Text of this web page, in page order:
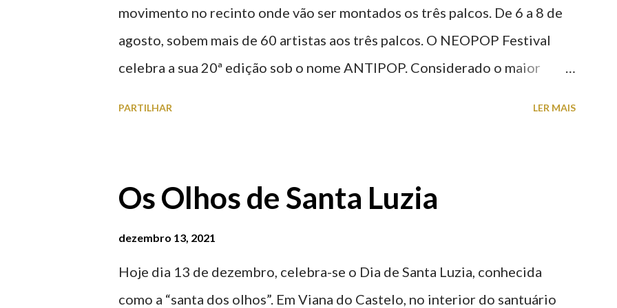
movimento no recinto onde vão ser montados os três palcos. De 6 a 8 de
agosto, sobem mais de 60 artistas aos três palcos. O NEOPOP Festival
celebra a sua 20ª edição sob o nome ANTIPOP. Considerado o maior
PARTILHAR LER MAIS
Os Olhos de Santa Luzia
dezembro 13, 2021
Hoje dia 13 de dezembro, celebra-se o Dia de Santa Luzia, conhecida
como a “santa dos olhos”. Em Viana do Castelo, no interior do santuário